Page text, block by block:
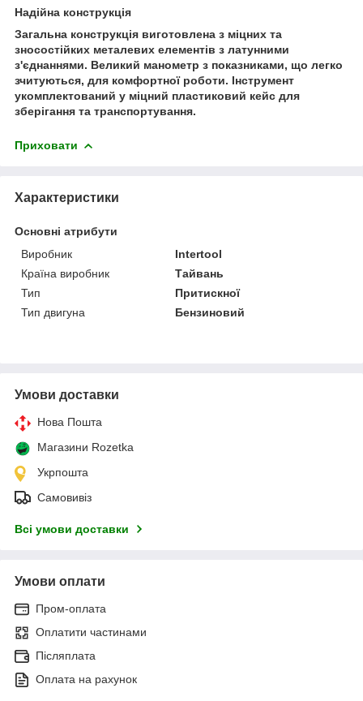
Надійна конструкція
Загальна конструкція виготовлена з міцних та
зносостійких металевих елементів з латунними
з'єднаннями. Великий манометр з показниками, що легко
зчитуються, для комфортної роботи. Інструмент
укомплектований у міцний пластиковий кейс для
зберігання та транспортування.
Приховати
Характеристики
Основні атрибути
Виробник
Intertool
Країна виробник
Тайвань
Тип
Притискної
Тип двигуна
Бензиновий
Умови доставки
Нова Пошта
Магазини Rozetka
Укрпошта
Самовивіз
Всі умови доставки
Умови оплати
Пром-оплата
Оплатити частинами
Післяплата
Оплата на рахунок